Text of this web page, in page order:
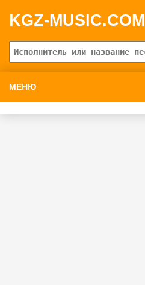
KGZ-MUSIC.COM
МЕНЮ